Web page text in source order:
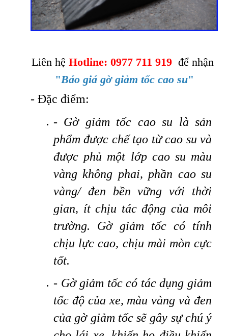
Liên hệ Hotline: 0977 711 919 để nhận
"Báo giá gờ giảm tốc cao su"
- Đặc điểm:
- Gờ giảm tốc cao su là sản
phẩm được chế tạo từ cao su và
được phủ một lớp cao su màu
vàng không phai, phần cao su
vàng/ đen bền vững với thời
gian, ít chịu tác động của môi
trường. Gờ giảm tốc có tính
chịu lực cao, chịu mài mòn cực
tốt.
- Gờ giảm tốc có tác dụng giảm
tốc độ của xe, màu vàng và đen
của gờ giảm tốc sẽ gây sự chú ý